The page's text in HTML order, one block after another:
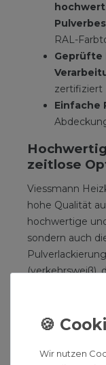
RAL-
Geprüfte
zertifiziert
Einfache
zeitlose
Viessmann
hohe Qualität
hochwertige
sondern auch
(verkehrsweiß),
Für
ist jederzeit
Wir nutzen